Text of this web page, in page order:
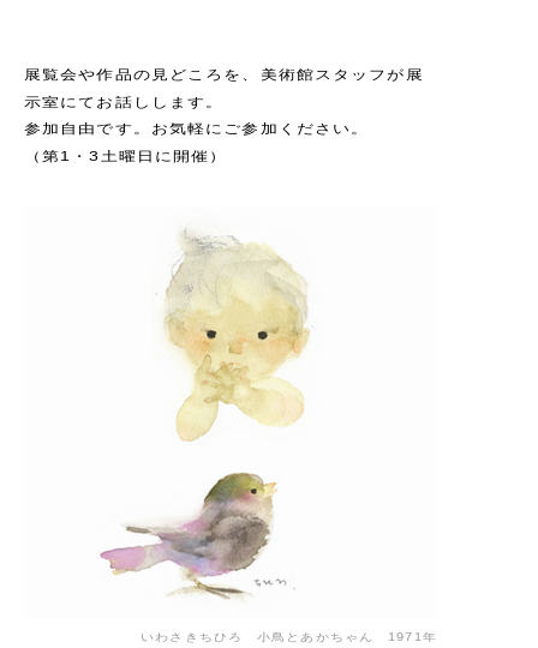
展覧会や作品の見どころを、美術館スタッフが展
示室にてお話しします。
参加自由です。お気軽にご参加ください。
（第1・3土曜日に開催）
いわさきちひろ 小鳥とあかちゃん 1971年